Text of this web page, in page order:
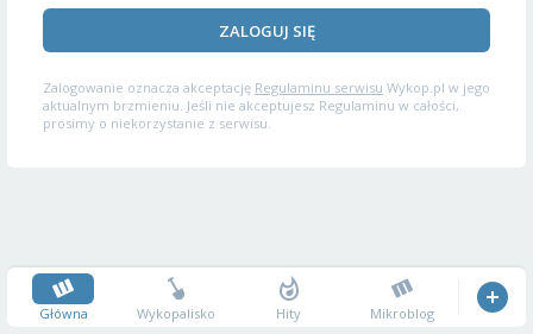
ZALOGUJ SIĘ
Zalogowanie oznacza akceptację Regulaminu serwisu Wykop.pl w jego
aktualnym brzmieniu. Jeśli nie akceptujesz Regulaminu w całości,
prosimy o niekorzystanie z serwisu.
Główna Wykopalisko Hity Mikroblog